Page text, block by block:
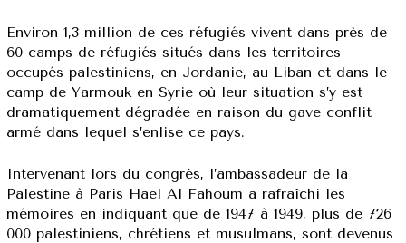
Environ 1,3 million de ces réfugiés vivent dans près de
60 camps de réfugiés situés dans les territoires
occupés palestiniens, en Jordanie, au Liban et dans le
camp de Yarmouk en Syrie où leur situation s’y est
dramatiquement dégradée en raison du gave conflit
armé dans lequel s’enlise ce pays.
Intervenant lors du congrès, l’ambassadeur de la
Palestine à Paris Hael Al Fahoum a rafraîchi les
mémoires en indiquant que de 1947 à 1949, plus de 726
000 palestiniens, chrétiens et musulmans, sont devenus